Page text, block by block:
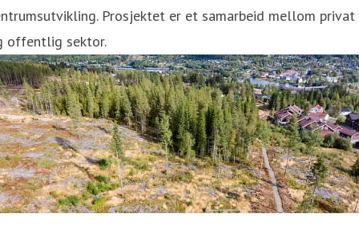
Prosjektet er et samarbeid mellom privat
offentlig sektor.